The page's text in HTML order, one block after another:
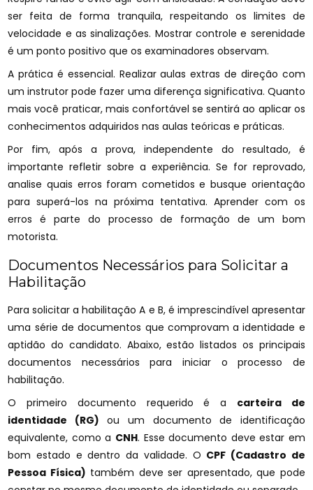
ser feita de forma tranquila, respeitando os limites de
velocidade e as sinalizações. Mostrar controle e serenidade
é um ponto positivo que os examinadores observam.
A prática é essencial. Realizar aulas extras de direção com
um instrutor pode fazer uma diferença significativa. Quanto
mais você praticar, mais confortável se sentirá ao aplicar os
conhecimentos adquiridos nas aulas teóricas e práticas.
Por fim, após a prova, independente do resultado, é
importante refletir sobre a experiência. Se for reprovado,
analise quais erros foram cometidos e busque orientação
para superá-los na próxima tentativa. Aprender com os
erros é parte do processo de formação de um bom
motorista.
Documentos Necessários para Solicitar a
Habilitação
Para solicitar a habilitação A e B, é imprescindível apresentar
uma série de documentos que comprovam a identidade e
aptidão do candidato. Abaixo, estão listados os principais
documentos necessários para iniciar o processo de
habilitação.
O primeiro documento requerido é a carteira de
identidade (RG) ou um documento de identificação
equivalente, como a CNH. Esse documento deve estar em
bom estado e dentro da validade. O CPF (Cadastro de
Pessoa Física) também deve ser apresentado, que pode